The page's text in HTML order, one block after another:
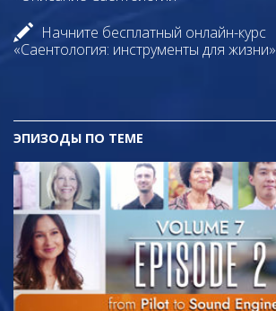
Начните бесплатный онлайн-курс
«Саентология: инструменты для жизни»
ЭПИЗОДЫ ПО ТЕМЕ